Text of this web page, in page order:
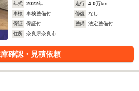
年式
2022年 走行 4.0万km
車検
車検整備付 修復
なし
保証
保証付 整備
法定整備付
住所
奈良県奈良市
確認・見積依頼